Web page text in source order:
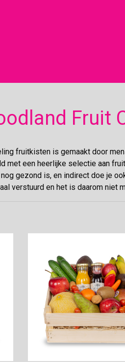
Fruit
fruitkisten is gemaakt door
met een heerlijke selectie aan
gezond is, en indirect doe je
verstuurd en het is daarom niet